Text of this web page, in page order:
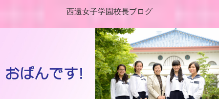
西遠女子学園校長ブログ